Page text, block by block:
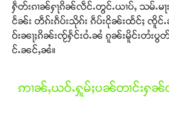
ႁဵတ်းၵၢၼ်ႁႃၵိၼ်လဵင်ႉတွင်ႉယၢပ်ႇ သမ်ႉမႃ
ငႅၼ်း တဵၵ်းၵဵပ်းသိုၵ်း ၵဵပ်းငိုၼ်းထႅင်ႈ ၸိူင်
ဝ်းၼႃႈၵိၼ်းၸႂ်ႁႅင်းဝႆႉၼႆ ၵူၼ်းမိူင်းတႆးပွတ်
င်ႉၼင်ႇၼႆ။
ဢၢၼ်ႇယဝ်ႉႁူမ်ႈပၼ်တၢင်းႁ